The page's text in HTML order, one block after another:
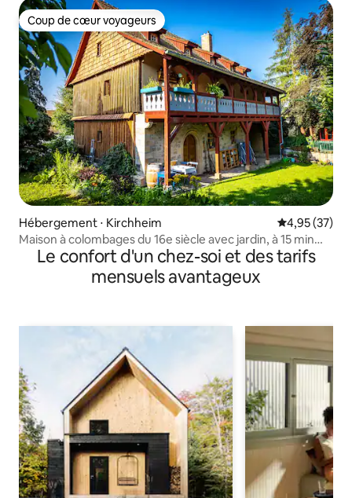
Coup de cœur voyageurs
Coup de cœur voyageurs
Hébergement ⋅ Kirchheim Évaluation
4,95 (37)
Maison à colombages du 16e siècle avec jardin, à 15 min
d'Erfurt
Le confort d'un chez-soi et des tarifs
mensuels avantageux